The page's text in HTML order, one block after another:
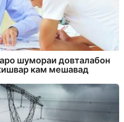
шумораи довталабон
кам мешавад